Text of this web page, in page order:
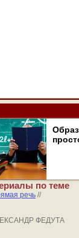
по теме
речь //
ФЕДУТА